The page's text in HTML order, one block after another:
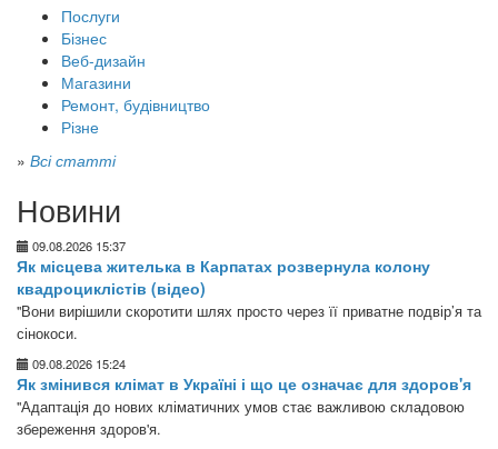
Послуги
Бізнес
Веб-дизайн
Магазини
Ремонт, будівництво
Різне
» Всі статті
Новини
09.08.2026 15:37
Як місцева жителька в Карпатах розвернула колону
квадроциклістів (відео)
"Вони вирішили скоротити шлях просто через її приватне подвір’я та
сінокоси.
09.08.2026 15:24
Як змінився клімат в Україні і що це означає для здоров'я
"Адаптація до нових кліматичних умов стає важливою складовою
збереження здоров'я.